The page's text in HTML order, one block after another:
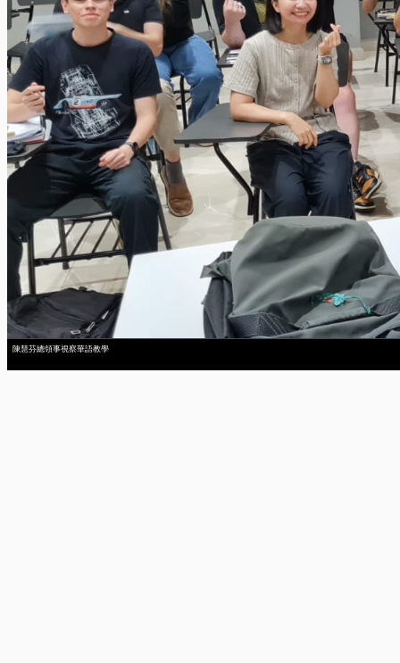
陳慧芬總領事視察華語教學